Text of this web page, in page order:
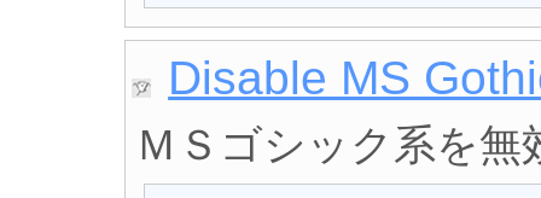
Disable MS
ＭＳゴシック系を無